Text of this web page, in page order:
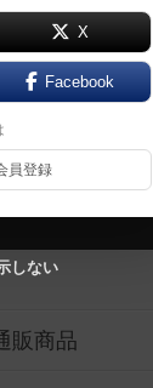
X
Facebook
員登録
しない
ム
販商品